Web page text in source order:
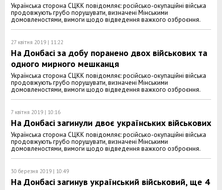
Українська сторона СЦКК повідомляє: російсько-окупаційні війська
продовжують грубо порушувати, визначені Мінськими
домовленостями, вимоги щодо відведення важкого озброєння.
27 квітня 2019 | 11:22
На Донбасі за добу поранено двох військових та
одного мирного мешканця
Українська сторона СЦКК повідомляє: російсько-окупаційні війська
продовжують грубо порушувати, визначені Мінськими
домовленостями, вимоги щодо відведення важкого озброєння.
7 квітня 2019 | 10:16
На Донбасі загинули двоє українських військових
Українська сторона СЦКК повідомляє: російсько-окупаційні війська
продовжують грубо порушувати, визначені Мінськими
домовленостями, вимоги щодо відведення важкого озброєння.
30 березня 2019 | 10:49
На Донбасі загинув український військовий, ще 4